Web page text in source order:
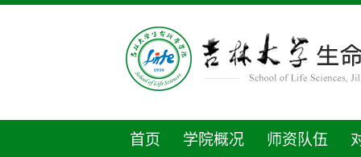
首页 学院概况 师资队伍